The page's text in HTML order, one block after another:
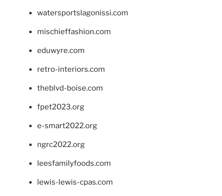
watersportslagonissi.com
mischieffashion.com
eduwyre.com
retro-interiors.com
theblvd-boise.com
fpet2023.org
e-smart2022.org
ngrc2022.org
leesfamilyfoods.com
lewis-lewis-cpas.com